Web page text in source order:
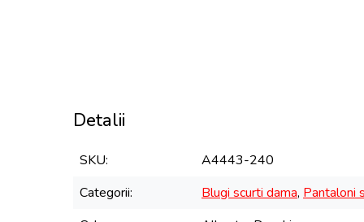
Detalii
SKU
A4443-240
Categorii
Blugi scurti dama, Pantaloni